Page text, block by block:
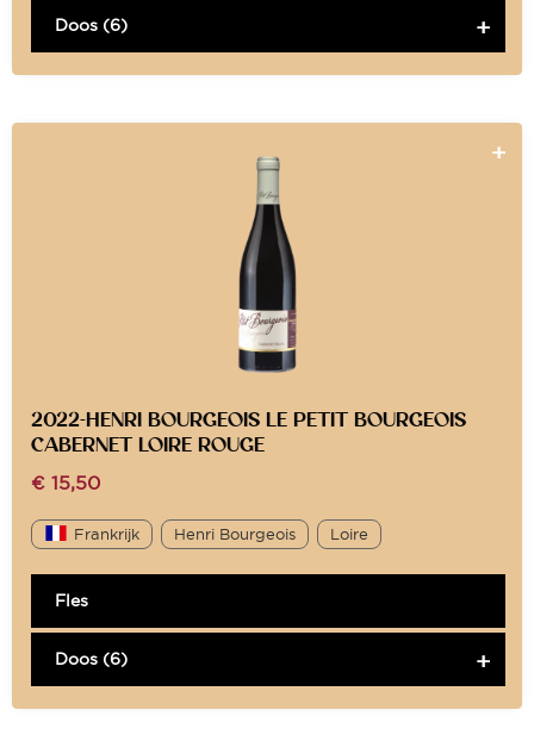
Doos (6)
2022-HENRI BOURGEOIS LE PETIT BOURGEOIS
CABERNET LOIRE ROUGE
€ 15,50
Frankrijk Henri Bourgeois Loire
Fles
Doos (6)